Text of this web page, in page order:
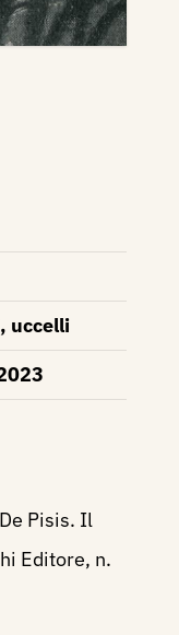
uccelli
Pisis. Il
Editore, n.